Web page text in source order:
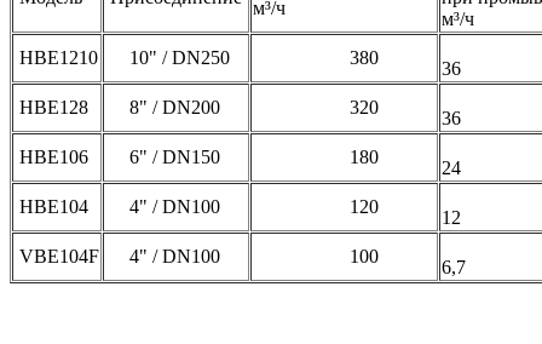
м³/ч
м³/ч
HBE1210
10" / DN250 380
36
HBE128
8" / DN200 320
36
HBE106
6" / DN150 180
24
HBE104
4" / DN100 120
12
VBE104F
4" / DN100 100
6,7